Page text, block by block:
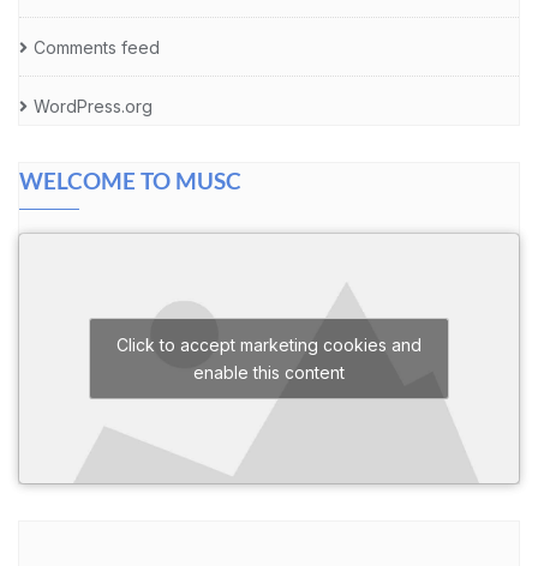
Comments feed
WordPress.org
WELCOME TO MUSC
Click to accept marketing cookies and
enable this content